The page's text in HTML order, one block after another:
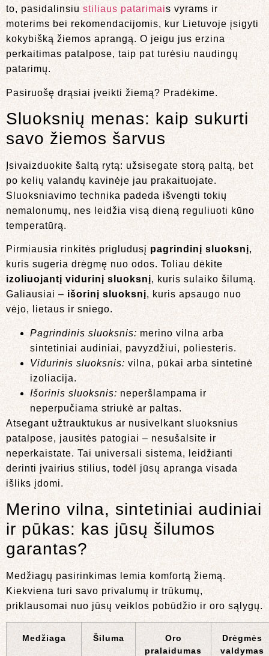
to, pasidalinsiu stiliaus patarimais vyrams ir
moterims bei rekomendacijomis, kur Lietuvoje įsigyti
kokybišką žiemos aprangą. O jeigu jus erzina
perkaitimas patalpose, taip pat turėsiu naudingų
patarimų.
Pasiruošę drąsiai įveikti žiemą? Pradėkime.
Sluoksnių menas: kaip sukurti
savo žiemos šarvus
Įsivaizduokite šaltą rytą: užsisegate storą paltą, bet
po kelių valandų kavinėje jau prakaituojate.
Sluoksniavimo technika padeda išvengti tokių
nemalonumų, nes leidžia visą dieną reguliuoti kūno
temperatūrą.
Pirmiausia rinkitės prigludusį pagrindinį sluoksnį,
kuris sugeria drėgmę nuo odos. Toliau dėkite
izoliuojantį vidurinį sluoksnį, kuris sulaiko šilumą.
Galiausiai – išorinį sluoksnį, kuris apsaugo nuo
vėjo, lietaus ir sniego.
Pagrindinis sluoksnis: merino vilna arba
sintetiniai audiniai, pavyzdžiui, poliesteris.
Vidurinis sluoksnis: vilna, pūkai arba sintetinė
izoliacija.
Išorinis sluoksnis: neperšlampama ir
neperpučiama striukė ar paltas.
Atsegant užtrauktukus ar nusivelkant sluoksnius
patalpose, jausitės patogiai – nesušalsite ir
neperkaistate. Tai universali sistema, leidžianti
derinti įvairius stilius, todėl jūsų apranga visada
išliks įdomi.
Merino vilna, sintetiniai audiniai
ir pūkas: kas jūsų šilumos
garantas?
Medžiagų pasirinkimas lemia komfortą žiemą.
Kiekviena turi savo privalumų ir trūkumų,
priklausomai nuo jūsų veiklos pobūdžio ir oro sąlygų.
Medžiaga Šiluma
Oro
pralaidumas
Drėgmės
valdymas